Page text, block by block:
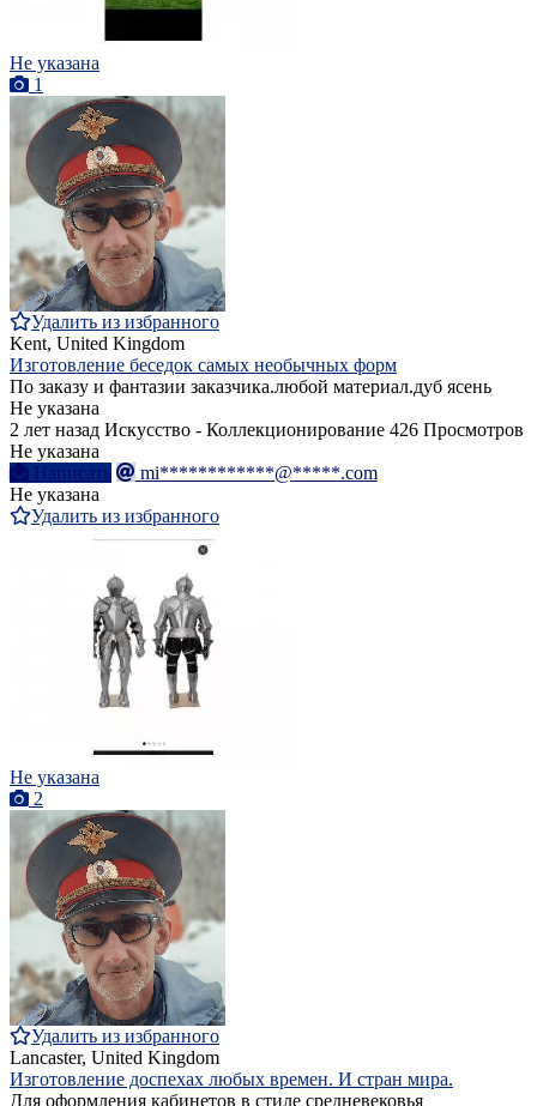
Не указана
1
Удалить из избранного
Kent, United Kingdom
Изготовление беседок самых необычных форм
По заказу и фантазии заказчика.любой материал.дуб ясень
Не указана
2 лет назад Искусство - Коллекционирование 426 Просмотров
Не указана
Написать
mi************@*****.com
Не указана
Удалить из избранного
Не указана
2
Удалить из избранного
Lancaster, United Kingdom
Изготовление доспехах любых времен. И стран мира.
Для оформления кабинетов в стиле средневековья